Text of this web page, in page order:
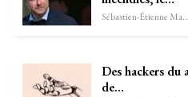
Sébastien-Étienne Marechal
Des hackers du
de…